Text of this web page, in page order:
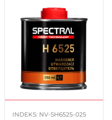
INDEKS: NV-SH6525-025